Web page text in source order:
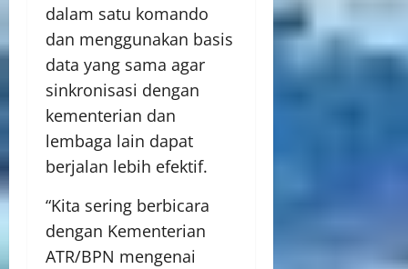
dalam satu komando
dan menggunakan basis
data yang sama agar
sinkronisasi dengan
kementerian dan
lembaga lain dapat
berjalan lebih efektif.
“Kita sering berbicara
dengan Kementerian
ATR/BPN mengenai